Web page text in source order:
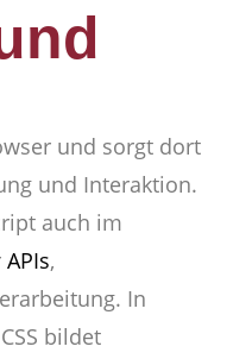
und sorgt dort
und Interaktion.
auch im
APIs,
In
bildet